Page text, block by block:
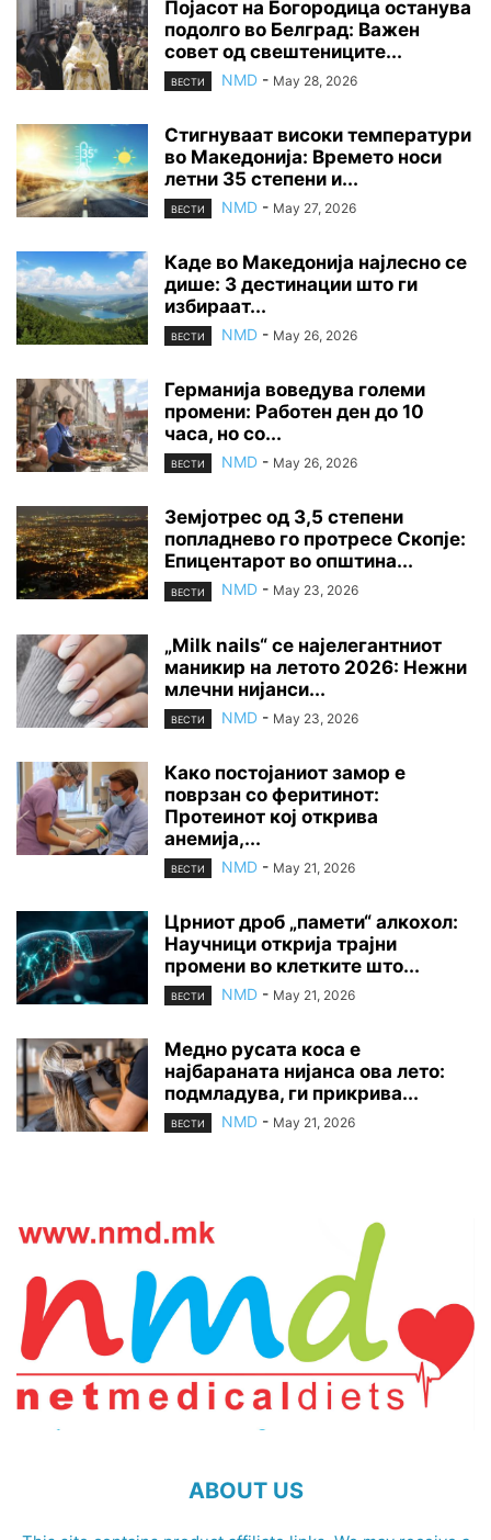
Појасот на Богородица останува
подолго во Белград: Важен
совет од свештениците...
ВЕСТИ NMD - May 28, 2026
Стигнуваат високи температури
во Македонија: Времето носи
летни 35 степени и...
ВЕСТИ NMD - May 27, 2026
Каде во Македонија најлесно се
дише: 3 дестинации што ги
избираат...
ВЕСТИ NMD - May 26, 2026
Германија воведува големи
промени: Работен ден до 10
часа, но со...
ВЕСТИ NMD - May 26, 2026
Земјотрес од 3,5 степени
попладнево го протресе Скопје:
Епицентарот во општина...
ВЕСТИ NMD - May 23, 2026
„Milk nails“ се најелегантниот
маникир на летото 2026: Нежни
млечни нијанси...
ВЕСТИ NMD - May 23, 2026
Како постојаниот замор е
поврзан со феритинот:
Протеинот кој открива
анемија,...
ВЕСТИ NMD - May 21, 2026
Црниот дроб „памети“ алкохол:
Научници открија трајни
промени во клетките што...
ВЕСТИ NMD - May 21, 2026
Медно русата коса е
најбараната нијанса ова лето:
подмладува, ги прикрива...
ВЕСТИ NMD - May 21, 2026
ABOUT US